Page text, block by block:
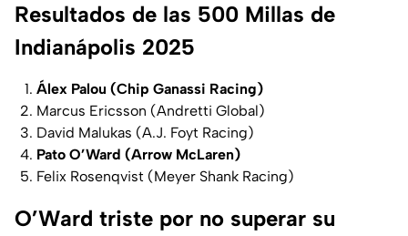
Resultados de las 500 Millas de
Indianápolis 2025
Álex Palou (Chip Ganassi Racing)
Marcus Ericsson (Andretti Global)
David Malukas (A.J. Foyt Racing)
Pato O’Ward (Arrow McLaren)
Felix Rosenqvist (Meyer Shank Racing)
O’Ward triste por no superar su